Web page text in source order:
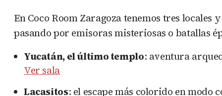
En Coco Room Zaragoza tenemos tres
pasando por emisoras misteriosas o batallas
Yucatán, el último templo: aventura
Ver sala
Lacasitos: el escape más colorido en modo